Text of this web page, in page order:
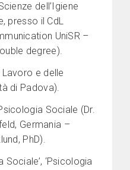
dell’Igiene
presso il CdL
UniSR –
degree).
e delle
di Padova).
Sociale (Dr.
Germania –
PhD).
Sociale’, ‘Psicologia